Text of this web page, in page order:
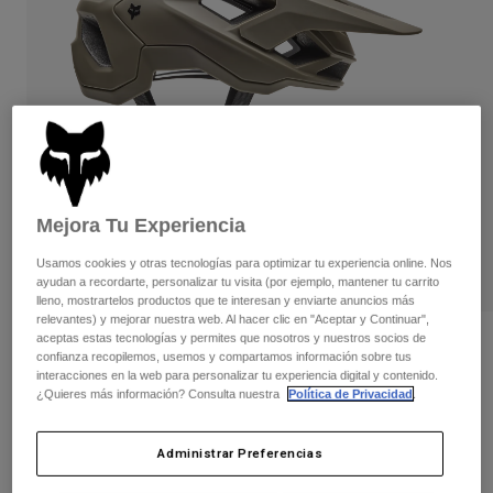
Pantalones largos
Pantalones cortos
Chaquetas y chalecos
Protecciones
Gafas de protección
Calcetines
Recambios
Pantalones
Guantes
Chaquetas
Protecciones
Gafas de protección
Calcetines
Mochilas y accesorios
Recambios
Camisas
Ver todo
Mujer
Camisetas y tops
Sudaderas
Chaquetas
Pantalones
Camisas
Ver todo
Protecciones
Gafas de Protección
Calcetines
Ver todo
Moto
Cascos
Camisetas
Pantalones
Botas
Protecciones
Guantes
Opiniones
Casco Speedframe Solid
N.º de artículo33497
119,99 €
Mejora Tu Experiencia
Usamos cookies y otras tecnologías para optimizar tu experiencia online. Nos
ayudan a recordarte, personalizar tu visita (por ejemplo, mantener tu carrito
lleno, mostrartelos productos que te interesan y enviarte anuncios más
relevantes) y mejorar nuestra web. Al hacer clic en "Aceptar y Continuar",
aceptas estas tecnologías y permites que nosotros y nuestros socios de
confianza recopilemos, usemos y compartamos información sobre tus
interacciones en la web para personalizar tu experiencia digital y contenido.
¿Quieres más información? Consulta nuestra
Política de Privacidad
Administrar Preferencias